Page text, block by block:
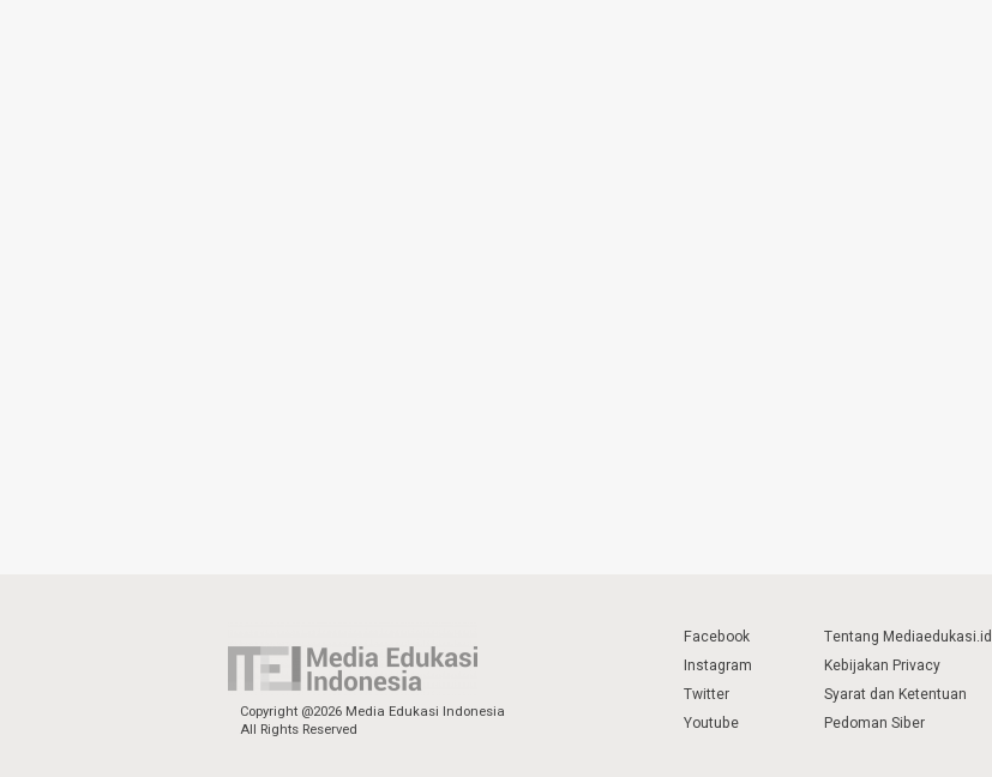
Copyright @2026 Media Edukasi Indonesia
All Rights Reserved
Facebook
Instagram
Twitter
Youtube
Tentang Mediaedukasi.id
Kebijakan Privacy
Syarat dan Ketentuan
Pedoman Siber